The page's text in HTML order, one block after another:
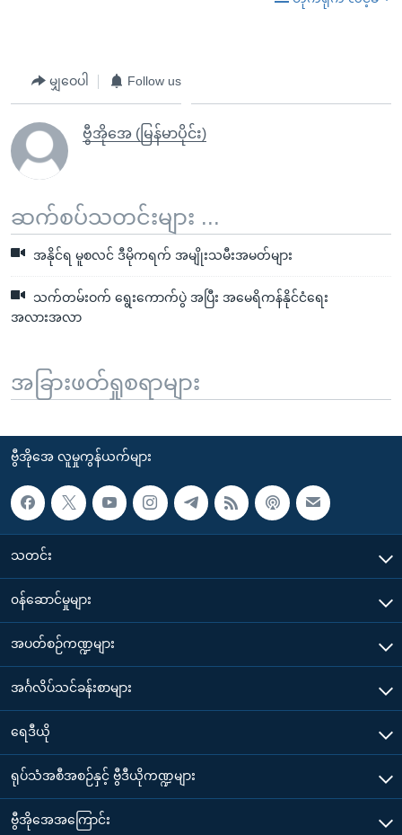
မျှဝေပါ Follow us
ဗွီအိုအေ (မြန်မာပိုင်း)
ဆက်စပ်သတင်းများ ...
အနိုင်ရ မူစလင် ဒီမိုကရက် အမျိုးသမီးအမတ်များ
သက်တမ်းဝက် ရွေးကောက်ပွဲ အပြီး အမေရိကန်နိုင်ငံရေး
အလားအလာ
အခြားဖတ်ရှုစရာများ
ဗွီအိုအေ လူမှုကွန်ယက်များ
သတင်း
၀န်ဆောင်မှုများ
အပတ်စဉ်ကဏ္ဍများ
အင်္ဂလိပ်သင်ခန်းစာများ
ရေဒီယို
ရုပ်သံအစီအစဉ်နှင့် ဗွီဒီယိုကဏ္ဍများ
ဗွီအိုအေအကြောင်း